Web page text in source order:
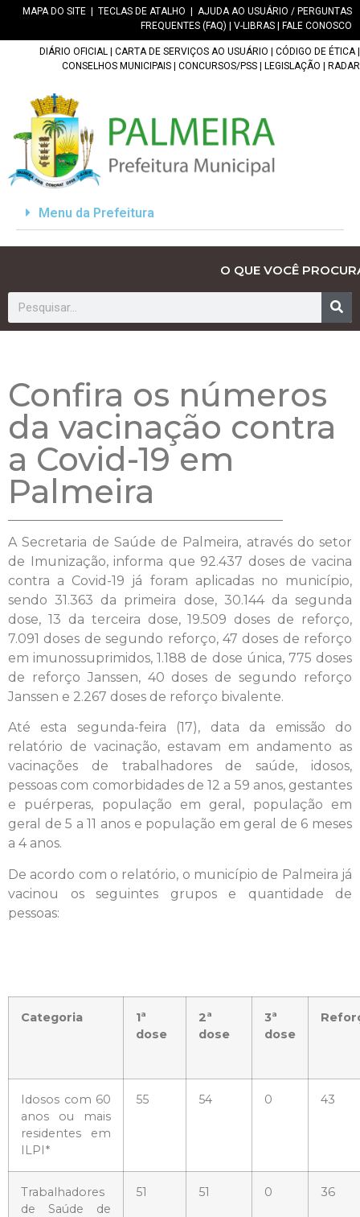
MAPA DO SITE TECLAS DE ATALHO
AJUDA AO USUÁRIO / PERGUNTAS
FREQUENTES (FAQ)
V-LIBRAS FALE CONOSCO
DIÁRIO OFICIAL CARTA DE SERVIÇOS AO USUÁRIO CÓDIGO DE ÉTICA|
CONSELHOS MUNICIPAIS
CONCURSOS/PSS LEGISLAÇÃO RADAR
Menu da Prefeitura
O QUE VOCÊ
Confira os números
da vacinação contra
a Covid-19 em
Palmeira
A Secretaria de Saúde de Palmeira, através do setor
de Imunização, informa que 92.437 doses de vacina
contra a Covid-19 já foram aplicadas no município,
sendo 31.363 da primeira dose, 30.144 da segunda
dose, 13 da terceira dose, 19.509 doses de reforço,
7.091 doses de segundo reforço, 47 doses de reforço
em imunossuprimidos, 1.188 de dose única, 775 doses
de reforço Janssen, 40 doses de segundo reforço
Janssen e 2.267 doses de reforço bivalente.
Até esta segunda-feira (17), data da emissão do
relatório de vacinação, estavam em andamento as
vacinações de trabalhadores de saúde, idosos,
pessoas com comorbidades de 12 a 59 anos, gestantes
e puérperas, população em geral, população em
geral de 5 a 11 anos e população em geral de 6 meses
a 4 anos.
De acordo com o relatório, o município de Palmeira já
vacinou os seguintes grupos e quantidade de
pessoas:
Categoria
1ª
dose
2ª
dose
3ª
dose
Idosos com 60
anos ou mais
residentes em
ILPI*
55 54 0 43
Trabalhadores
de Saúde de
51 51 0 36